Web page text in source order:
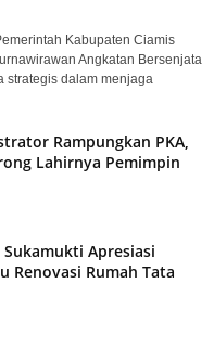
Kabupaten Ciamis
Angkatan Bersenjata
strategis dalam menjaga
Rampungkan PKA,
Lahirnya Pemimpin
Apresiasi
Renovasi Rumah Tata